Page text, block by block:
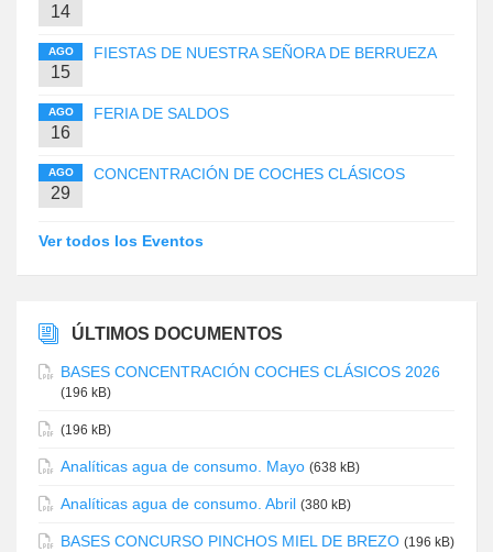
14
AGO
15
FIESTAS DE NUESTRA SEÑORA DE BERRUEZA
AGO
16
FERIA DE SALDOS
AGO
29
CONCENTRACIÓN DE COCHES CLÁSICOS
Ver todos los Eventos
ÚLTIMOS DOCUMENTOS
BASES CONCENTRACIÓN COCHES CLÁSICOS 2026
(196 kB)
(196 kB)
Analíticas agua de consumo. Mayo (638 kB)
Analíticas agua de consumo. Abril (380 kB)
BASES CONCURSO PINCHOS MIEL DE BREZO (196 kB)